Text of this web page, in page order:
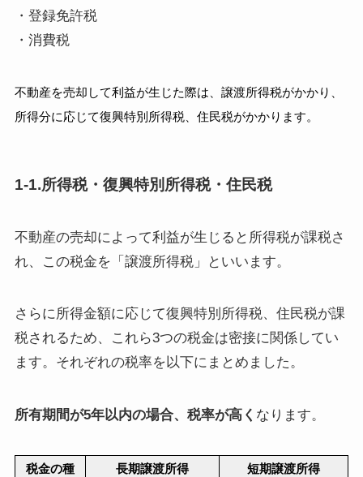
・登録免許税
・消費税
不動産を売却して利益が生じた際は、譲渡所得税がかかり、
所得分に応じて復興特別所得税、住民税がかかります。
1-1.所得税・復興特別所得税・住民税
不動産の売却によって利益が生じると所得税が課税さ
れ、この税金を「譲渡所得税」といいます。
さらに所得金額に応じて復興特別所得税、住民税が課
税されるため、これら3つの税金は密接に関係してい
ます。それぞれの税率を以下にまとめました。
所有期間が5年以内の場合、税率が高く なります。
税金の種
長期譲渡所得
短期譲渡所得